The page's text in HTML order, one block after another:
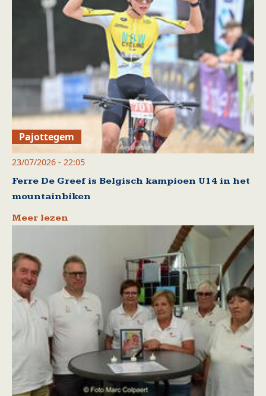
Pajottegem
23/07/2026 - 22:05
Ferre De Greef is Belgisch kampioen U14 in het
mountainbiken
Meer lezen